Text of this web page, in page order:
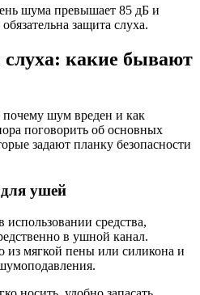
шума превышает 85 дБ и
защита слуха.
какие бывают
шум вреден и как
поговорить об основных
задают планку безопасности
ушей
средства,
в ушной канал.
из мягкой пены или силикона и